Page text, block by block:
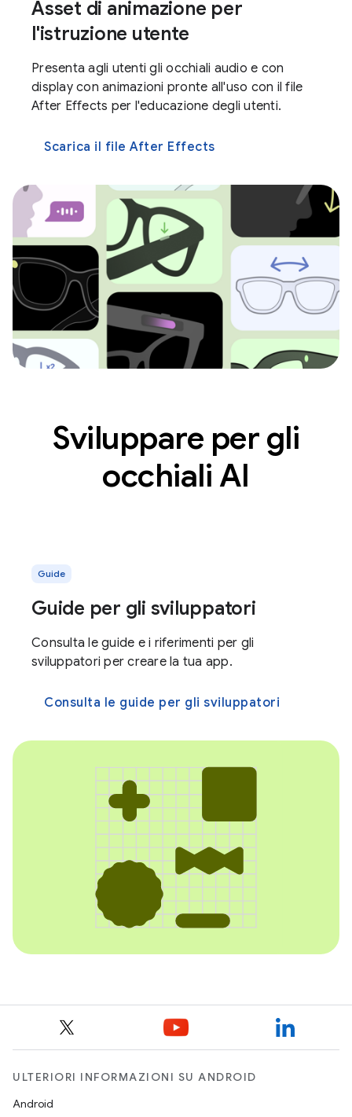
Asset di animazione per
l'istruzione utente
Presenta agli utenti gli occhiali audio e con
display con animazioni pronte all'uso con il file
After Effects per l'educazione degli utenti.
Scarica il file After Effects
Sviluppare per gli
occhiali AI
Guide
Guide per gli sviluppatori
Consulta le guide e i riferimenti per gli
sviluppatori per creare la tua app.
Consulta le guide per gli sviluppatori
ULTERIORI INFORMAZIONI SU ANDROID
Android